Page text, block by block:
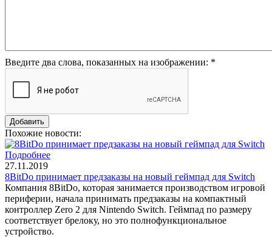
Введите два слова, показанных на изображении: *
Похожие новости:
Подробнее
27.11.2019
8BitDo принимает предзаказы на новый геймпад для Switch
Компания 8BitDo, которая занимается производством игровой
периферии, начала принимать предзаказы на компактный
контроллер Zero 2 для Nintendo Switch. Геймпад по размеру
соответствует брелоку, но это полнофункциональное
устройство.